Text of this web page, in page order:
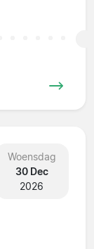
Woensdag
30 Dec
2026